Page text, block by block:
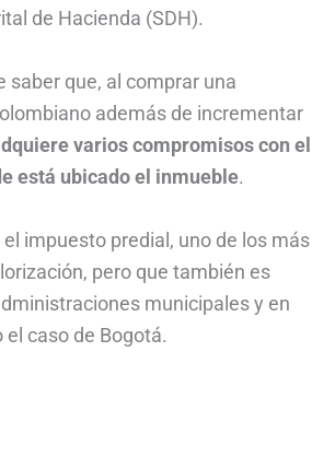
de Hacienda (SDH).
saber que, al comprar una
además de incrementar
varios compromisos con el
está ubicado el inmueble.
impuesto predial, uno de los más
pero que también es
municipales y en
caso de Bogotá.